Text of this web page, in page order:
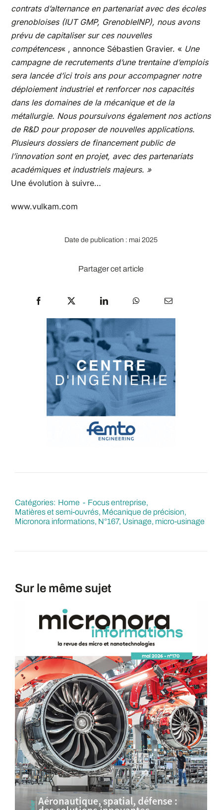
contrats d’alternance en partenariat avec des écoles
grenobloises (IUT GMP, GrenobleINP), nous avons
prévu de capitaliser sur ces nouvelles
compétences« , annonce Sébastien Gravier. « Une
campagne de recrutements d’une trentaine d’emplois
sera lancée d’ici trois ans pour accompagner notre
déploiement industriel et renforcer nos capacités
dans les domaines de la mécanique et de la
métallurgie. Nous poursuivons également nos actions
de R&D pour proposer de nouvelles applications.
Plusieurs dossiers de financement public de
l’innovation sont en projet, avec des partenariats
académiques et industriels majeurs. »
Une évolution à suivre…
www.vulkam.com
Date de publication : mai 2025
Partager cet article
Catégories: Home
Focus entreprise
Matières et semi-ouvrés Mécanique de précision
Micronora informations N°167 Usinage, micro-usinage
Sur le même sujet